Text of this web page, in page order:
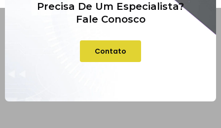
Precisa De Um Especialista?
Fale Conosco
Contato